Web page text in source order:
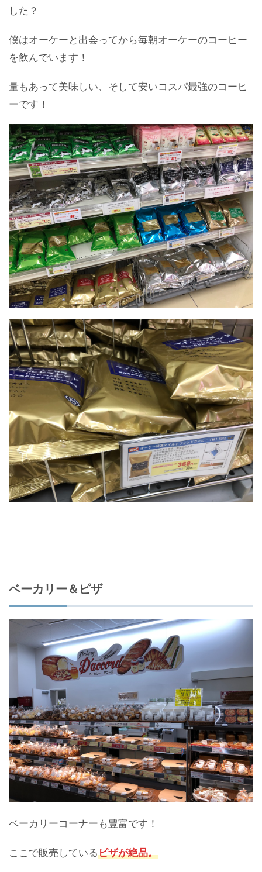
した？
僕はオーケーと出会ってから毎朝オーケーのコーヒー
を飲んでいます！
量もあって美味しい、そして安いコスパ最強のコーヒ
ーです！
ベーカリー＆ピザ
ベーカリーコーナーも豊富です！
ここで販売しているピザが絶品。